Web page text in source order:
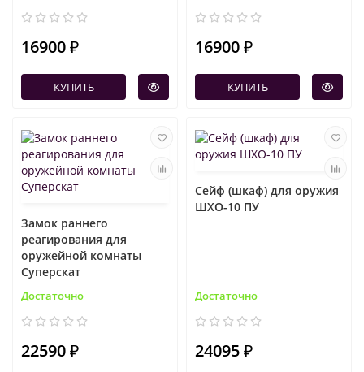
16900 ₽
КУПИТЬ
16900 ₽
КУПИТЬ
Замок раннего
реагирования для
оружейной комнаты
Суперскат
Достаточно
22590 ₽
Сейф (шкаф) для оружия
ШХО-10 ПУ
Достаточно
24095 ₽